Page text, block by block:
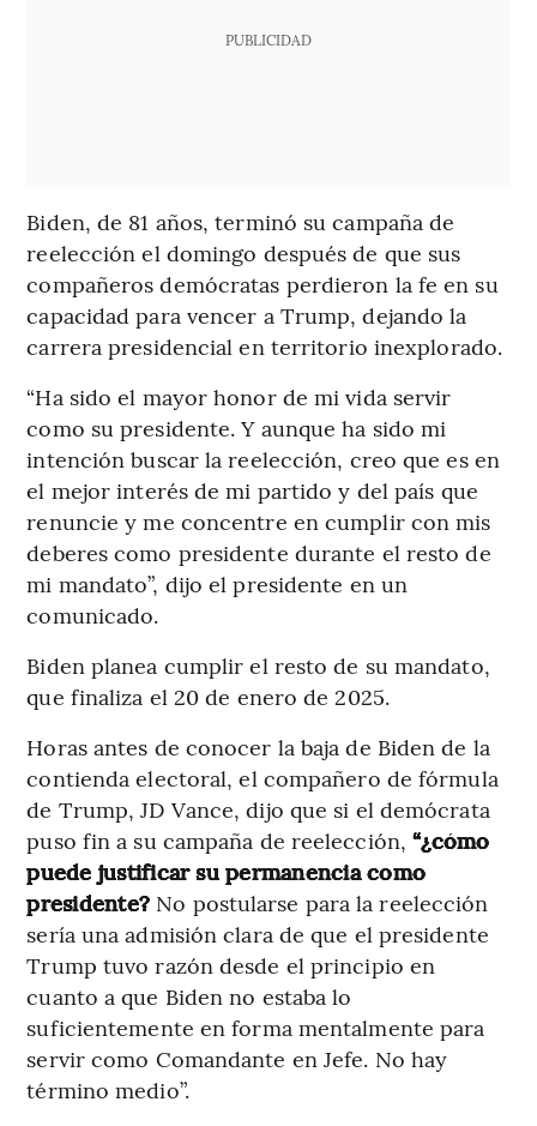
PUBLICIDAD
Biden, de 81 años, terminó su campaña de
reelección el domingo después de que sus
compañeros demócratas perdieron la fe en su
capacidad para vencer a Trump, dejando la
carrera presidencial en territorio inexplorado.
“Ha sido el mayor honor de mi vida servir
como su presidente. Y aunque ha sido mi
intención buscar la reelección, creo que es en
el mejor interés de mi partido y del país que
renuncie y me concentre en cumplir con mis
deberes como presidente durante el resto de
mi mandato”, dijo el presidente en un
comunicado.
Biden planea cumplir el resto de su mandato,
que finaliza el 20 de enero de 2025.
Horas antes de conocer la baja de Biden de la
contienda electoral, el compañero de fórmula
de Trump, JD Vance, dijo que si el demócrata
puso fin a su campaña de reelección,“¿cómo
puede justificar su permanencia como
presidente? No postularse para la reelección
sería una admisión clara de que el presidente
Trump tuvo razón desde el principio en
cuanto a que Biden no estaba lo
suficientemente en forma mentalmente para
servir como Comandante en Jefe. No hay
término medio”.